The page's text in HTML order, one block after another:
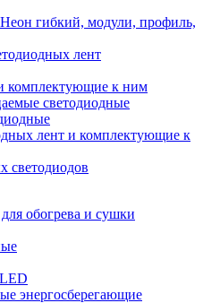
гибкий, модули, профиль,
лент
комплектующие к ним
светодиодные
лент и комплектующие к
светодиодов
обогрева и сушки
энергосберегающие